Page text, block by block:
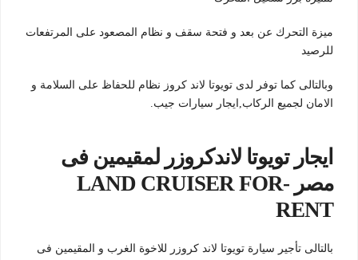
ميزة التحرك عن بعد و فتحة سقف و نظام المصعود على المرتفعات
للرصيد
وبالتالى كما توفر لدى تويوتا لاند كروز نظام للحفاظ على السلامة و
الامان لجميع الركاب,ايجار سيارات جيب.
ايجار تويوتا لاندكروزر لمقيمين فى
مصر -LAND CRUISER FOR
RENT
بالتالى تأجير سيارة تويوتا لاند كروزر للاخوة الغرب و المقيمين فى